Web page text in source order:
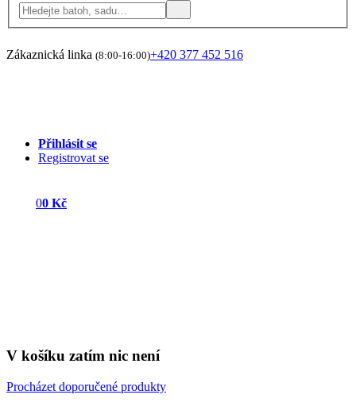
Zákaznická linka (8:00-16:00)+420 377 452 516
Přihlásit se
Registrovat se
00 Kč
V košíku zatím nic není
Procházet doporučené produkty